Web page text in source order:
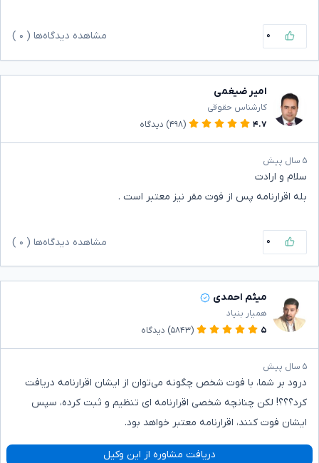
۰ مشاهده دیدگاه‌ها ( ۰
امیر ضیغمی
کارشناس حقوقی
۴.۷
(۴۹۸) دیدگاه
۵ سال پیش
سلام و ارادت
بله اقرارنامه پس از فوت مقر نیز معتبر است .
۰ مشاهده دیدگاه‌ها ( ۰
میثم احمدی
همیار بنیاد
۵
(۵۸۴۳) دیدگاه
۵ سال پیش
درود بر شما، با فوت شخص چگونه می‌توان از ایشان اقرارنامه دریافت
کرد؟؟؟! لکن چنانچه شخصی اقرارنامه ای تنظیم و ثبت کرده، سپس
ایشان فوت کنند، اقرارنامه معتبر خواهد بود.
دریافت مشاوره از این وکیل